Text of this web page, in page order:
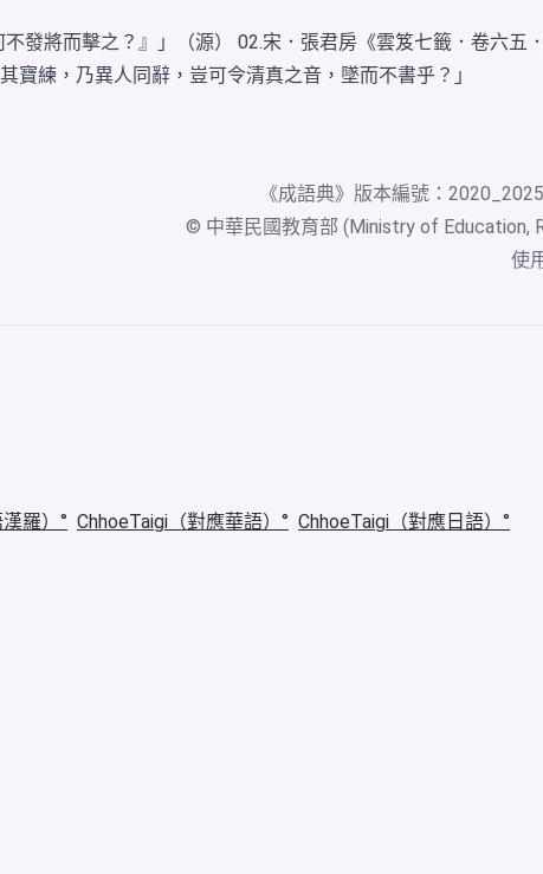
發將而擊之？』」（源） 02.宋．張君房《雲笈七籤．卷六五
練，乃異人同辭，豈可令清真之音，墜而不書乎？」
《成語典》版本編號：
© 中華民國教育部 (Ministry of Education,
使
羅） ChhoeTaigi（對應華語）
ChhoeTaigi（對應日語）